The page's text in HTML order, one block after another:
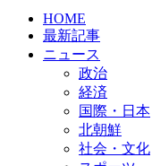
HOME
最新記事
ニュース
政治
経済
国際・日本
北朝鮮
社会・文化